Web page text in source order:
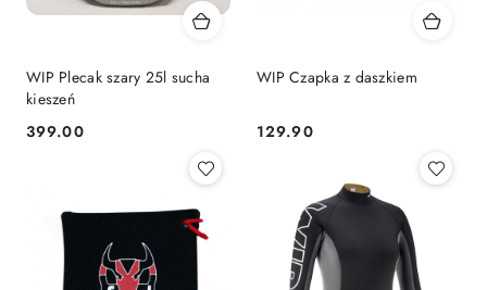
WIP Plecak szary 25l sucha
kieszeń
Cena:
399.00
WIP Czapka z daszkiem
Cena:
129.90